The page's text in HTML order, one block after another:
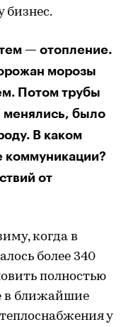
бизнес.
— отопление.
морозы
Потом трубы
менялись, было
В каком
коммуникации?
от
когда в
более 340
полностью
в ближайшие
у